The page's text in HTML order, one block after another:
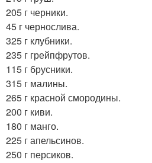
205 г черники.
45 г чернослива.
325 г клубники.
235 г грейпфрутов.
115 г брусники.
315 г малины.
265 г красной смородины.
200 г киви.
180 г манго.
225 г апельсинов.
250 г персиков.